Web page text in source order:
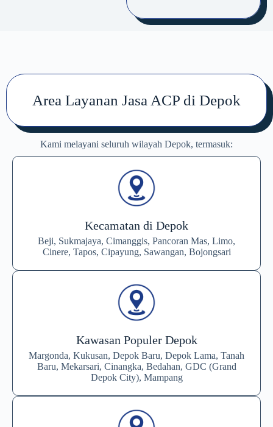
Area Layanan Jasa ACP di Depok
Kami melayani seluruh wilayah Depok, termasuk:
Kecamatan di Depok
Beji, Sukmajaya, Cimanggis, Pancoran Mas, Limo,
Cinere, Tapos, Cipayung, Sawangan, Bojongsari
Kawasan Populer Depok
Margonda, Kukusan, Depok Baru, Depok Lama, Tanah
Baru, Mekarsari, Cinangka, Bedahan, GDC (Grand
Depok City), Mampang